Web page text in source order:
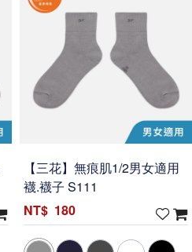
【三花】無痕肌1/2男女適用
襪.襪子 S111
180